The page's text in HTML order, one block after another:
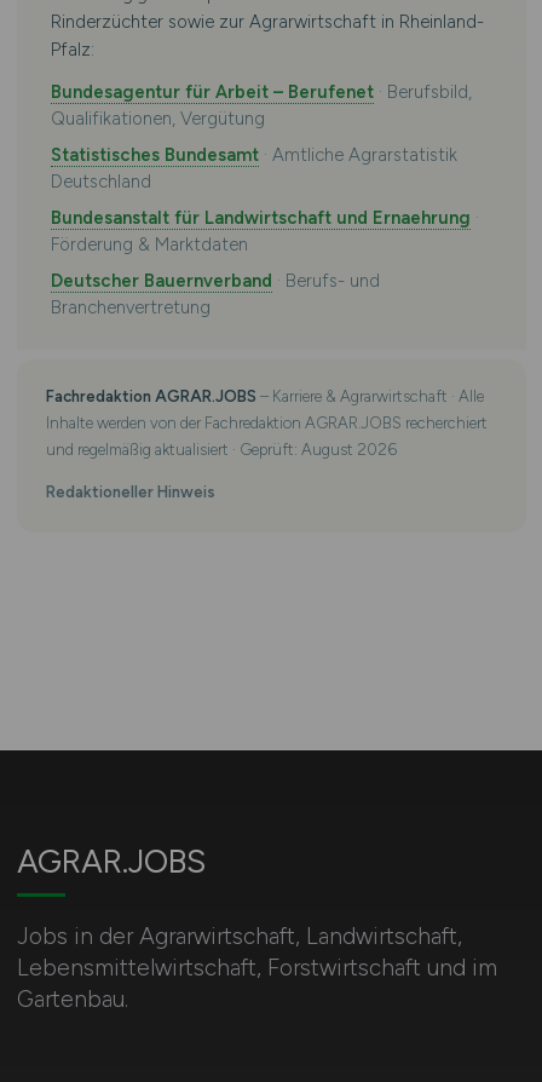
Rinderzüchter sowie zur Agrarwirtschaft in Rheinland-
Pfalz:
Bundesagentur für Arbeit – Berufenet· Berufsbild,
Qualifikationen, Vergütung
Statistisches Bundesamt· Amtliche Agrarstatistik
Deutschland
Bundesanstalt für Landwirtschaft und Ernaehrung ·
Förderung & Marktdaten
Deutscher Bauernverband · Berufs- und
Branchenvertretung
Fachredaktion AGRAR.JOBS – Karriere & Agrarwirtschaft · Alle
Inhalte werden von der Fachredaktion AGRAR.JOBS recherchiert
und regelmäßig aktualisiert · Geprüft: August 2026
Redaktioneller Hinweis
AGRAR.JOBS
Jobs in der Agrarwirtschaft, Landwirtschaft,
Lebensmittelwirtschaft, Forstwirtschaft und im
Gartenbau.